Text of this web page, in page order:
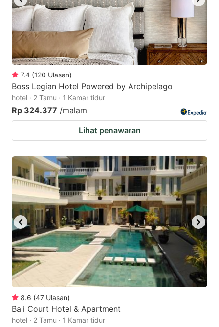
7.4 (120 Ulasan)
Boss Legian Hotel Powered by Archipelago
hotel · 2 Tamu · 1 Kamar tidur
Rp 324.377 /malam
Lihat penawaran
8.6 (47 Ulasan)
Bali Court Hotel & Apartment
hotel · 2 Tamu · 1 Kamar tidur